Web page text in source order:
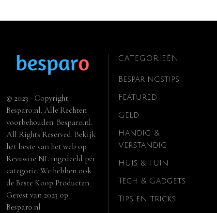
© 2023 - Copyright.
Besparo.nl. Alle Rechten
voorbehouden. Besparo.nl.
All Rights Reserved. Bekijk
het beste van het web op
Revuwire NL ingedeeld per
categorie. We hebben ook
deBeste Koop Producten
Getest van 2023 op
Besparo.nl
CATEGORIEËN
Besparingstips
Featured
Geld
Handig &
Verstandig
Huis & Tuin
Tech & Gadgets
Tips en tricks